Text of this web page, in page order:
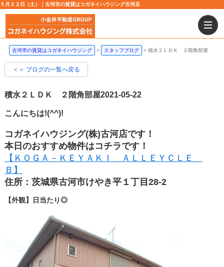
５月２２日（土）｜古河市の賃貸はコガネイハウジング古河店
古河市の賃貸はコガネイハウジング スタッフブログ 積水２ＬＤＫ ２階角部屋
＜＜ ブログの一覧へ戻る
積水２ＬＤＫ ２階角部屋2021-05-22
こんにちは!(^^)!
コガネイハウジング(株)古河店です！
本日のおすすめ物件はコチラです！
【ＫＯＧＡ－ＫＥＹＡＫＩ ＡＬＬＥＹＣＬＥ
Ｂ】
住所：茨城県古河市けやき平１丁目28-2
【外観】日当たり◎